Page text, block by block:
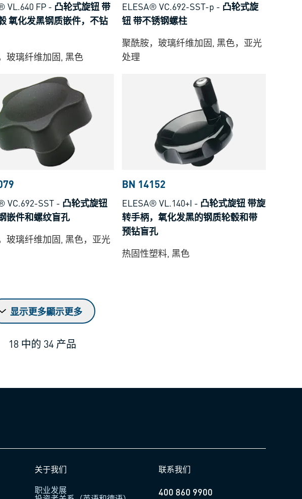
VL.640 FP- 凸轮式旋钮 带
氧化发黑钢质嵌件，不钻
玻璃纤维加固, 黑色
ELESA® VC.692-SST-p - 凸轮式旋
钮 带不锈钢螺柱
聚酰胺，玻璃纤维加固, 黑色，亚光
处理
VC.692-SST- 凸轮式旋钮
嵌件和螺纹盲孔
玻璃纤维加固, 黑色，亚光
BN 14152
ELESA® VL.140+I - 凸轮式旋钮 带旋
转手柄，氧化发黑的钢质轮毂和带
预钻盲孔
热固性塑料, 黑色
显示更多顯示更多
18 中的 34 产品
关于我们
职业发展
联系我们
400 860 9900